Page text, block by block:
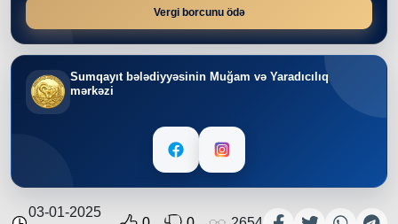
Vergi borcunu ödə
Sumqayıt bələdiyyəsinin Muğam və Yaradıcılıq
mərkəzi
03-01-2025